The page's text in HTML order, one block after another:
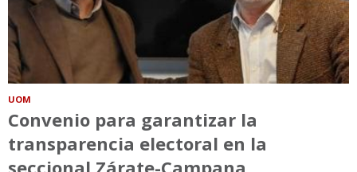
UOM
Convenio para garantizar la
transparencia electoral en la
seccional Zárate-Campana